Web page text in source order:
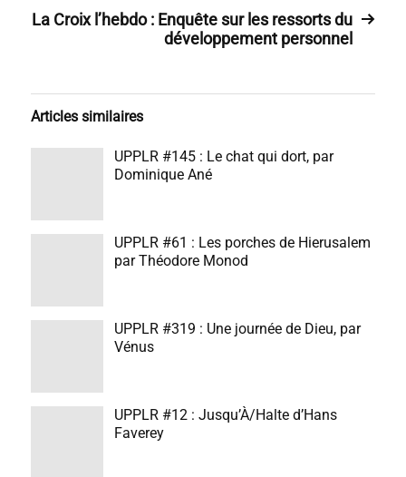
La Croix l’hebdo : Enquête sur les ressorts du
développement personnel
Articles similaires
UPPLR #145 : Le chat qui dort, par
Dominique Ané
UPPLR #61 : Les porches de Hierusalem
par Théodore Monod
UPPLR #319 : Une journée de Dieu, par
Vénus
UPPLR #12 : Jusqu’À/Halte d’Hans
Faverey